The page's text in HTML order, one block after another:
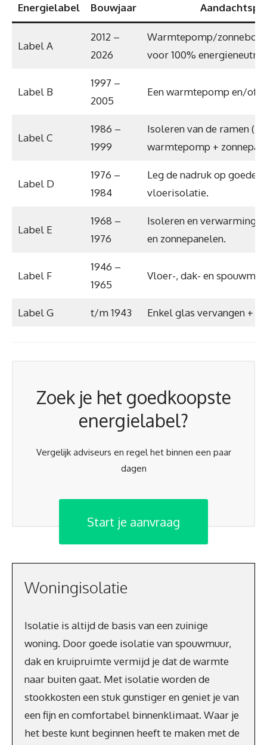
Energielabel Bouwjaar
Label A
2012 –
2026
Warmtepomp/
voor 100%
Label B
1997 –
2005
Een warmtepomp en/of
Label C
1986 –
1999
Isoleren van de ramen
warmtepomp +
Label D
1976 –
1984
Leg de nadruk op goede
vloerisolatie.
Label E
1968 –
1976
Isoleren en
en zonnepanelen.
Label F
1946 –
1965
Vloer-, dak- en
Label G t/m 1943 Enkel glas vervangen +
Zoek je het goedkoopste
energielabel?
Vergelijk adviseurs en regel het binnen een paar
dagen
Start je aanvraag
Woningisolatie
Isolatie is altijd de basis van een zuinige
woning. Door goede isolatie van spouwmuur,
dak en kruipruimte vermijd je dat de warmte
naar buiten gaat. Met isolatie worden de
stookkosten een stuk gunstiger en geniet je van
een fijn en comfortabel binnenklimaat. Waar je
het beste kunt beginnen heeft te maken met de